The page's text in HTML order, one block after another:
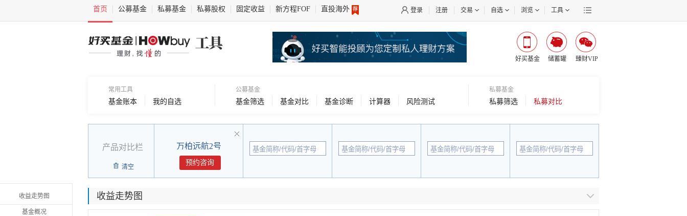
首页 公募基金 私募基金 私募股权 固定收益 新方程FOF 直投海外 登录 注册 交易 自选 浏览 工具
好买基金 储蓄罐 臻财VIP
常用工具
基金账本 我的自选
公募基金
基金筛选 基金对比 基金诊断 计算器 风险测试
私募基金
私募筛选 私募对比
产品对比栏
清空
万柏远航2号
预约咨询
收益走势图
基金概况
收益走势图